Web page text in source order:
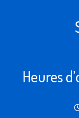
Heures